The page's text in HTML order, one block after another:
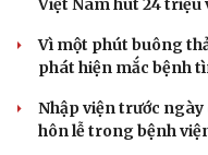
Việt Nam hút 24 triệu
Vì một phút buông
phát hiện mắc bệnh
Nhập viện trước ngày
hôn lễ trong bệnh